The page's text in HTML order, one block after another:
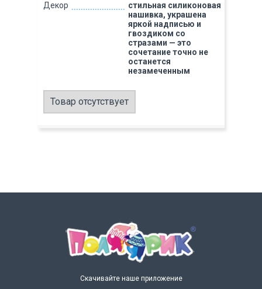
Декор
стильная силиконовая
нашивка, украшена
яркой надписью и
гвоздиком со
стразами — это
сочетание точно не
останется
незамеченным
Товар отсутствует
Скачивайте наше приложение